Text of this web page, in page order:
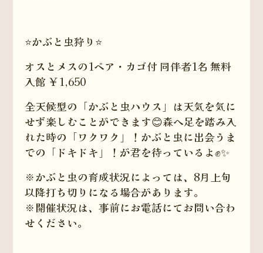
⭐️かぶと虫狩り⭐️
オスとメスの1ペア・カゴ付 同伴者1名 無料
入館 ￥1,650
全天候型の「かぶと虫ハウス」は天気を気に
せず楽しむことができます😊森へ足を踏み入
れた時の「ワクワク」！かぶと虫に出会うま
での「ドキドキ」！が君を待っているよ✊✨
※かぶと虫の育成状況によっては、8月上旬
以降打ち切りになる場合があります。
※開催状況は、事前にお電話にてお問い合わ
せください。